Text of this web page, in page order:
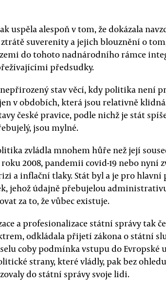
uspěla alespoň v tom, že dokázala
suverenity a jejich blouznění o
do tohoto nadnárodního rámce
předsudky.
stav věcí, kdy politika není
v obdobích, která jsou relativně
české pravice, podle nichž je stát
jsou mylné.
zvládla mnohem hůře než její
2008, pandemii covid-19 nebo nyní
a inflační tlaky. Stát byl a je pro
jehož údajně přebujelou
za to, že vůbec existuje.
a profesionalizace státní správy tak
odkládala přijetí zákona o státní
coby podmínka vstupu do Evropské
strany, které vládly, pak bez
do státní správy svoje lidi.